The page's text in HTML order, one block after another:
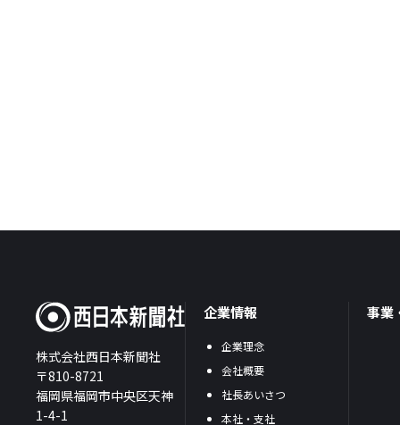
株式会社西日本新聞社
〒810-8721
福岡県福岡市中央区天神
1-4-1
企業情報
企業理念
会社概要
社長あいさつ
本社・支社
事業